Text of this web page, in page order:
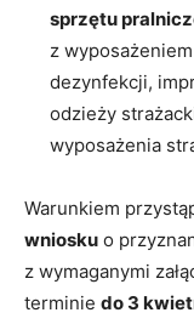
sprzętu
z
dezynfekcji,
odzieży
wyposażenia
Warunkiem
wniosku o
z wymaganymi
terminie do 3